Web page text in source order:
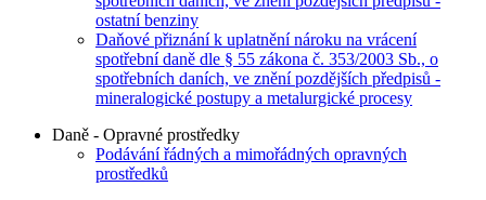
ostatní benziny
Daňové přiznání k uplatnění nároku na vrácení
spotřební daně dle § 55 zákona č. 353/2003 Sb., o
spotřebních daních, ve znění pozdějších předpisů -
mineralogické postupy a metalurgické procesy
Daně - Opravné prostředky
Podávání řádných a mimořádných opravných
prostředků